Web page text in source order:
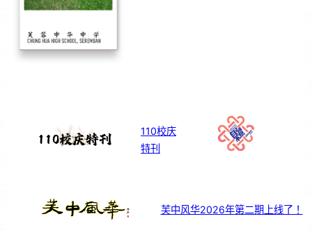
110校庆
特刊
芙中风华2026年第二期上线了！